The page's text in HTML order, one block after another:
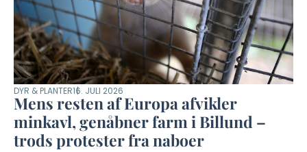
DYR & PLANTER16. JULI 2026
Mens resten af Europa afvikler
minkavl, genåbner farm i Billund –
trods protester fra naboer